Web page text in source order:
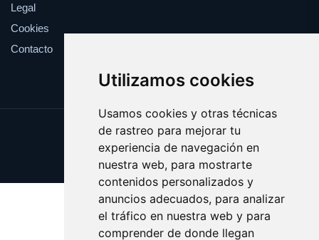
Utilizamos cookies
Usamos cookies y otras técnicas
de rastreo para mejorar tu
experiencia de navegación en
nuestra web, para mostrarte
contenidos personalizados y
anuncios adecuados, para analizar
el tráfico en nuestra web y para
comprender de donde llegan
Legal
Cookies
Contacto
Update cookies preferences
Copyright © 2025 pelirrojo.com